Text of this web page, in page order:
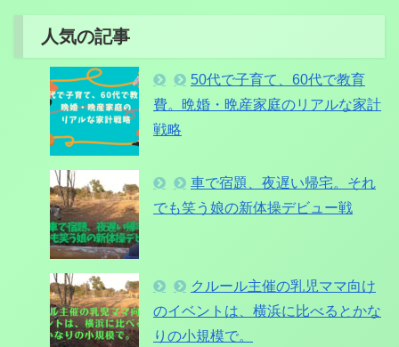
人気の記事
50代で子育て、60代で教育
費。晩婚・晩産家庭のリアルな家計
戦略
車で宿題、夜遅い帰宅。それ
でも笑う娘の新体操デビュー戦
クルール主催の乳児ママ向け
のイベントは、横浜に比べるとかな
りの小規模で。